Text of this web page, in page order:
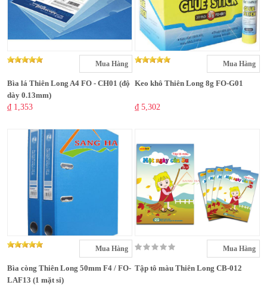
Mua Hàng
Bìa lá Thiên Long A4 FO - CH01 (độ
dày 0.13mm)
₫ 1,353
Mua Hàng
Keo khô Thiên Long 8g FO-G01
₫ 5,302
Mua Hàng
Bìa còng Thiên Long 50mm F4 / FO-
LAF13 (1 mặt si)
Mua Hàng
Tập tô màu Thiên Long CB-012